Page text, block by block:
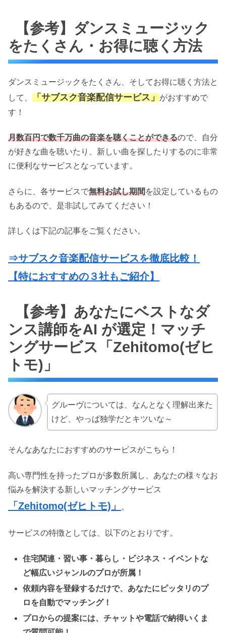
【参考】ダンスミュージック
をたくさん・お得に聴く方法
ダンスミュージックをたくさん、そしてお得に聴く方法と
して、
「サブスク音楽配信サービス」
がおすすめで
す！
月数百円で数千万曲の音楽を聴くことができるので、自分
が好きな曲を聴いたり、新しい曲を探したりするのに非常
に便利なサービスとなっています。
さらに、各サービスで無料お試し期間を設定しているもの
もあるので、是非試してみてください！
詳しくは下記の記事をご覧ください。
⇒サブスク音楽配信サービスを徹底比較！
【特におすすめの３社もご紹介】
【参考】あなたにベストなダ
ンス講師をAI が選定！マッチ
ングサービス「Zehitomo(ゼヒ
トモ)」
グルーヴについては、なんとなく理解出来た
けど、やっぱ独学だとキツいな～
そんなあなたにおすすめのサービスがこちら！
高い専門性を持ったプロが多数所属し、あなたの様々なお
悩みを解決する新しいマッチングサービス
「Zehitomo(ゼヒトモ)」 。
サービスの特徴としては、以下のとおりです。
住宅関連・習い事・暮らし・ビジネス・イベントな
ど幅広いジャンルのプロが所属！
依頼内容を登録するだけで、あなたにピッタリのプ
ロを自動でマッチング！
プロからの提案には、チャットや電話で納得いくま